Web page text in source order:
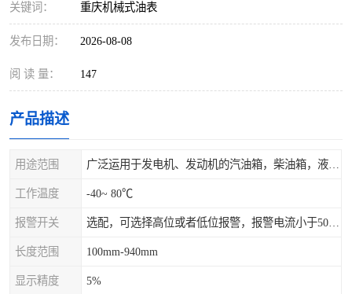
关键词： 重庆机械式油表
发布日期： 2026-08-08
阅 读 量： 147
产品描述
用途范围
工作温度 -40~ 80℃
报警开关
长度范围 100mm-940mm
显示精度 5%